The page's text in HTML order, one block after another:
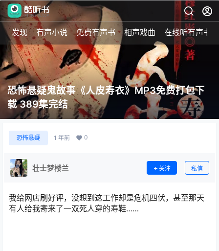
发现 有声小说 免费有声书 相声戏曲 在线听有声书
恐怖悬疑鬼故事《人皮寿衣》MP3免费打包下
载 389集完结
恐怖悬疑 1 年前 0
壮士梦楼兰 关注 私信
我给网店刷好评，没想到这工作却是危机四伏，甚至那天
有人给我寄来了一双死人穿的寿鞋……